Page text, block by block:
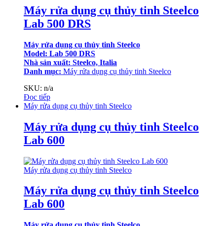
Máy rửa dụng cụ thủy tinh Steelco
Lab 500 DRS
Máy rửa dụng cụ thủy tinh Steelco
Model: Lab 500 DRS
Nhà sản xuất: Steelco, Italia
Danh mục: Máy rửa dụng cụ thủy tinh Steelco
SKU: n/a
Đọc tiếp
Máy rửa dụng cụ thủy tinh Steelco
Máy rửa dụng cụ thủy tinh Steelco
Lab 600
Máy rửa dụng cụ thủy tinh Steelco
Máy rửa dụng cụ thủy tinh Steelco
Lab 600